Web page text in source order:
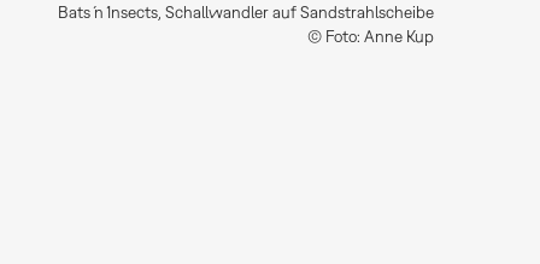
Bats ́n ́Insects, Schallwandler auf Sandstrahlscheibe
© Foto: Anne Kup